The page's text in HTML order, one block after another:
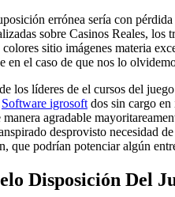
errónea serí­a con
sobre Casinos Reales,
sitio imágenes materia
en el caso de que nos lo
los líderes de el cursos del
Software igrosoft dos sin cargo
agradable
desprovisto necesidad
que podrían potenciar algún
Disposición Del